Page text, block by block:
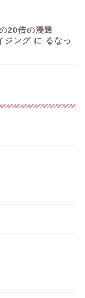
20倍の浸透
ジング に るなっ